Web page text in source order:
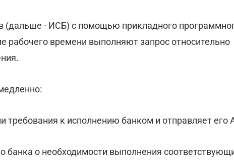
- ИСБ) с помощью прикладного
рабочего времени выполняют запрос относительно
требования к исполнению банком и отправляет его
банка о необходимости выполнения